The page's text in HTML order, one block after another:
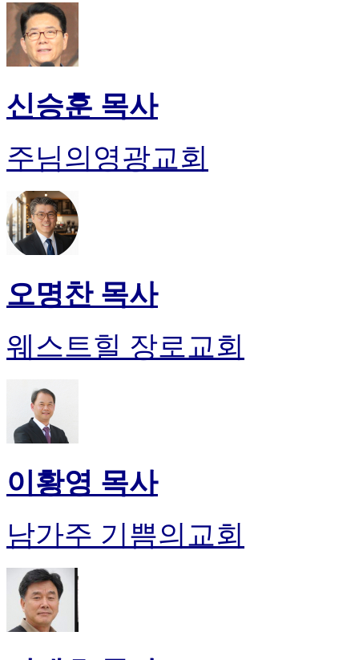
신승훈 목사
주님의영광교회
오명찬 목사
웨스트힐 장로교회
이황영 목사
남가주 기쁨의교회